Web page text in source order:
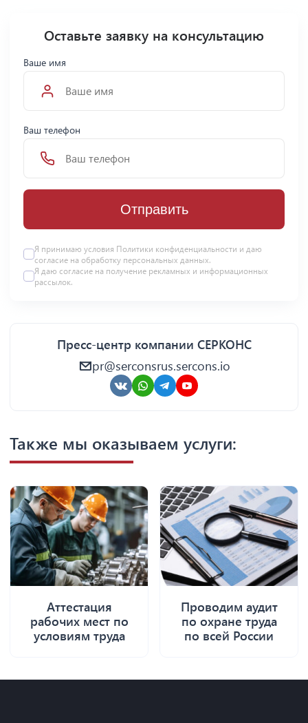
Оставьте заявку на консультацию
Ваше имя
Ваш телефон
Отправить
Я принимаю условия Политики конфиденциальности и даю
согласие на обработку персональных данных.
Я даю согласие на получение рекламных и информационных
рассылок.
Пресс-центр компании СЕРКОНС
pr@serconsrus.sercons.io
Также мы оказываем услуги:
Аттестация
рабочих мест по
условиям труда
Проводим аудит
по охране труда
по всей России